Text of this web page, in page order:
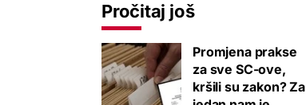
Pročitaj još
Promjena prakse
za sve SC-ove,
kršili su zakon? Za